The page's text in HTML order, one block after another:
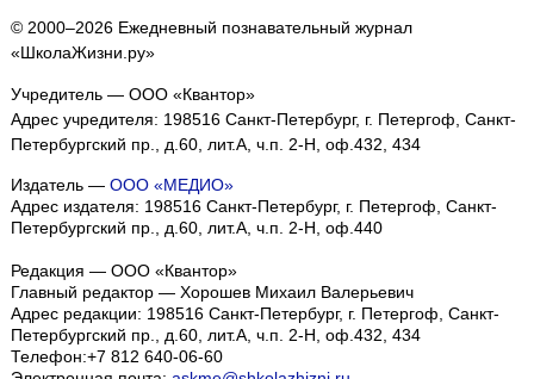
© 2000–2026 Ежедневный познавательный журнал
«ШколаЖизни.ру»
Учредитель — ООО «Квантор»
Адрес учредителя: 198516 Санкт-Петербург, г. Петергоф, Санкт-
Петербургский пр., д.60, лит.А, ч.п. 2-Н, оф.432, 434
Издатель — ООО «МЕДИО»
Адрес издателя: 198516 Санкт-Петербург, г. Петергоф, Санкт-
Петербургский пр., д.60, лит.А, ч.п. 2-Н, оф.440
Редакция — ООО «Квантор»
Главный редактор — Хорошев Михаил Валерьевич
Адрес редакции: 198516 Санкт-Петербург, г. Петергоф Санкт-
Петербургский пр., д.60, лит.А, ч.п. 2-Н, оф.432, 434
Телефон:+7 812 640-06-60